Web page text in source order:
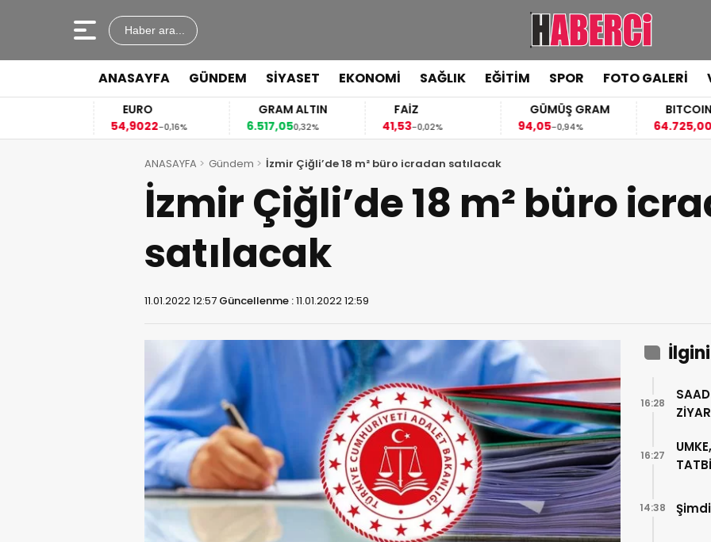
Haber ara...
ANASAYFA GÜNDEM SİYASET EKONOMİ SAĞLIK EĞİTİM SPOR FOTO GALERİ
54,9022-0,16%
GRAM ALTIN
6.517,050,32% -0,02%
GÜMÜŞ GRAM
94,05-0,94%
BITCOIN
64.725,00-
ANASAYFA Gündem İzmir Çiğli’de 18 m² büro icradan satılacak
İzmir Çiğli’de 18 m² büro
satılacak
11.01.2022 12:57 Güncellenme :11.01.2022 12:59
16:28
16:27
14:38